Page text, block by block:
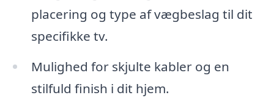
placering og type af vægbeslag til dit
specifikke tv.
Mulighed for skjulte kabler og en
stilfuld finish i dit hjem.